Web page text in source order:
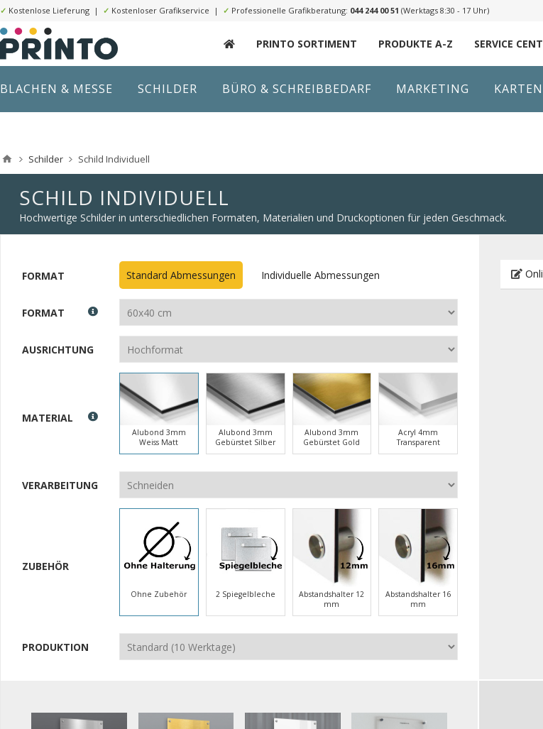
✓ Kostenlose Lieferung | ✓ Kostenloser Grafikservice | ✓ Professionelle Grafikberatung: 044 244 00 51 (Werktags 8:30 - 17 Uhr)
PRINTO SORTIMENT PRODUKTE A-Z SERVICE
BLACHEN & MESSE SCHILDER BÜRO & SCHREIBBEDARF MARKETING
Schilder Schild Individuell
SCHILD INDIVIDUELL
Hochwertige Schilder in unterschiedlichen Formaten, Materialien und Druckoptionen für jeden Geschmack.
FORMAT Standard Abmessungen Individuelle Abmessungen
FORMAT
AUSRICHTUNG
MATERIAL
Alubond 3mm
Weiss Matt
Alubond 3mm
Gebürstet Silber
Alubond 3mm
Gebürstet Gold
Acryl 4mm
Transparent
VERARBEITUNG
ZUBEHÖR
Ohne Zubehör 2 Spiegelbleche
Abstandshalter 12
mm
Abstandshalter 16
mm
PRODUKTION